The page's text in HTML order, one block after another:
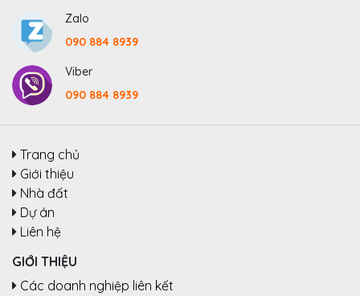
Zalo
090 884 8939
Viber
090 884 8939
Trang chủ
Giới thiệu
Nhà đất
Dự án
Liên hệ
GIỚI THIỆU
Các doanh nghiệp liên kết